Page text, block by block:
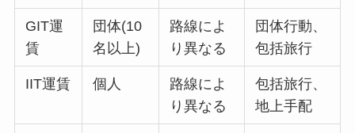
GIT運
賃
団体(10
名以上)
路線によ
り異なる
団体行動、
包括旅行
IIT運賃 個人
路線によ
り異なる
包括旅行、
地上手配